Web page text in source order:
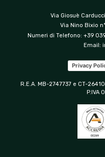
Via Giosuè
Via Nino Bixio
Numeri di Telefono: +39
Email:
Privacy
R.E.A. MB-2747737 e CT-
P.IVA